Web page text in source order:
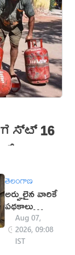
16
తెలంగాణ
అర్హులైన వారికే
పథకాలు
ఇవ్వండి:
హైకోర్టు
Aug 07,
2026, 09:08
IST